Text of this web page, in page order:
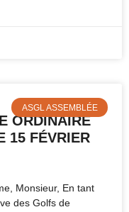
ASGL ASSEMBLÉE
ORDINAIRE
15 FÉVRIER
Monsieur, En tant
des Golfs de